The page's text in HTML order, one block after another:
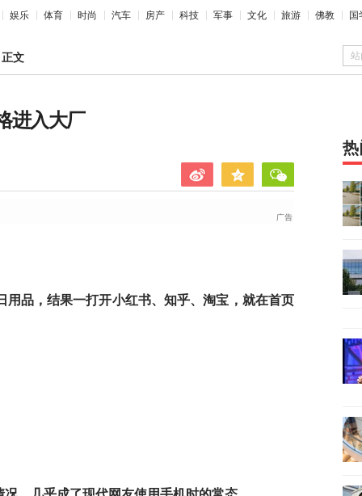
娱乐 体育 时尚 汽车 房产 科技 军事 文化 旅游 佛教 国
正文
进入大厂
品，结果一打开小红书、知乎、淘宝，就在首页
热